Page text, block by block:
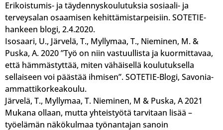
Erikoistumis- ja täydennyskoulutuksia sosiaali- ja
terveysalan osaamisen kehittämistarpeisiin. SOTETIE-
hankeen blogi, 2.4.2020.
Isosaari, U., Järvelä, T., Myllymaa, T., Nieminen, M. &
Puska, A. 2020 ”Työ on niin vastuullista ja kuormittavaa,
että hämmästyttää, miten vähäisellä koulutuksella
sellaiseen voi päästää ihmisen”. SOTETIE-Blogi, Savonia-
ammattikorkeakoulu.
Järvelä, T., Myllymaa, T. Nieminen, M & Puska, A 2021
Mukana ollaan, mutta yhteistyötä tarvitaan lisää –
työelämän näkökulmaa työnantajan sanoin